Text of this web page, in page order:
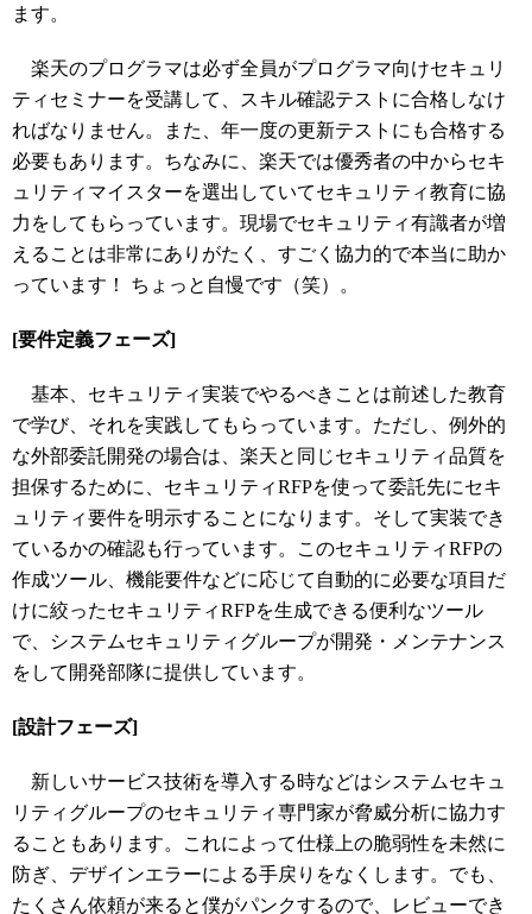
ます。
楽天のプログラマは必ず全員がプログラマ向けセキュリ
ティセミナーを受講して、スキル確認テストに合格しなけ
ればなりません。また、年一度の更新テストにも合格する
必要もあります。ちなみに、楽天では優秀者の中からセキ
ュリティマイスターを選出していてセキュリティ教育に協
力をしてもらっています。現場でセキュリティ有識者が増
えることは非常にありがたく、すごく協力的で本当に助か
っています！ ちょっと自慢です（笑）。
[要件定義フェーズ]
基本、セキュリティ実装でやるべきことは前述した教育
で学び、それを実践してもらっています。ただし、例外的
な外部委託開発の場合は、楽天と同じセキュリティ品質を
担保するために、セキュリティRFPを使って委託先にセキ
ュリティ要件を明示することになります。そして実装でき
ているかの確認も行っています。このセキュリティRFPの
作成ツール、機能要件などに応じて自動的に必要な項目だ
けに絞ったセキュリティRFPを生成できる便利なツール
で、システムセキュリティグループが開発・メンテナンス
をして開発部隊に提供しています。
[設計フェーズ]
新しいサービス技術を導入する時などはシステムセキュ
リティグループのセキュリティ専門家が脅威分析に協力す
ることもあります。これによって仕様上の脆弱性を未然に
防ぎ、デザインエラーによる手戻りをなくします。でも、
たくさん依頼が来ると僕がパンクするので、レビューでき